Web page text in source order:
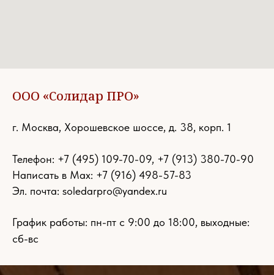
ООО «Солидар ПРО»
г. Москва, Хорошевское шоссе, д. 38, корп. 1
Телефон: +7 (495) 109-70-09, +7 (913) 380-70-90
Написать в Max: +7 (916) 498-57-83
Эл. почта: soledarpro@yandex.ru
График работы: пн-пт с 9:00 до 18:00, выходные:
сб-вс